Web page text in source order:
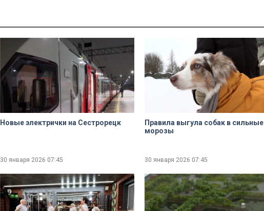
Новые электрички на Сестрорецк
30 января 2026 07:45
Правила выгула собак в сильные
морозы
30 января 2026 07:45